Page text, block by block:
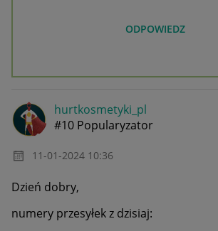
ODPOWIEDZ
hurtkosmetyki_pl
#10 Popularyzator
‎11-01-2024 10:36
Dzień dobry,
numery przesyłek z dzisiaj: